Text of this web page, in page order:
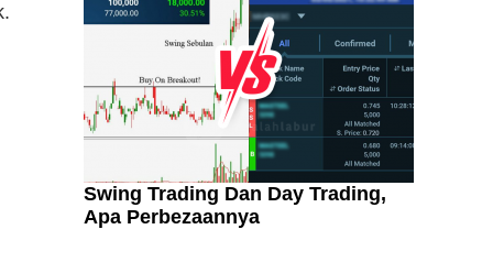
Swing Trading Dan Day Trading,
Apa Perbezaannya
Kenali Franchisee Disebalik